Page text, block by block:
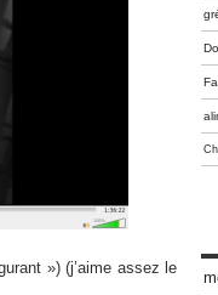
») (j’aime assez le